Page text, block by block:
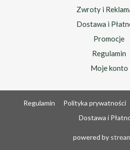
Zwroty i
Dostawa i
Promocje
Regulamin
Moje konto
Regulamin Polityka prywatności
Dostawa i
powered by